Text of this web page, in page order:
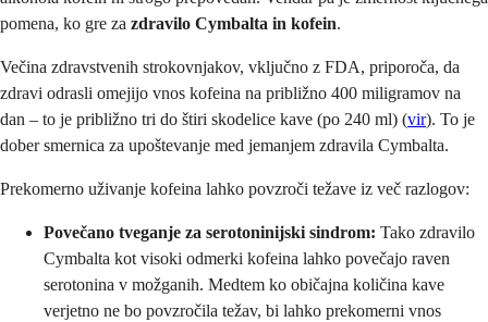
pomena, ko gre za zdravilo Cymbalta in kofein.
Večina zdravstvenih strokovnjakov, vključno z FDA, priporoča, da
zdravi odrasli omejijo vnos kofeina na približno 400 miligramov na
dan – to je približno tri do štiri skodelice kave (po 240 ml) (vir). To je
dober smernica za upoštevanje med jemanjem zdravila Cymbalta.
Prekomerno uživanje kofeina lahko povzroči težave iz več razlogov:
Povečano tveganje za serotoninijski sindrom: Tako zdravilo
Cymbalta kot visoki odmerki kofeina lahko povečajo raven
serotonina v možganih. Medtem ko običajna količina kave
verjetno ne bo povzročila težav, bi lahko prekomerni vnos